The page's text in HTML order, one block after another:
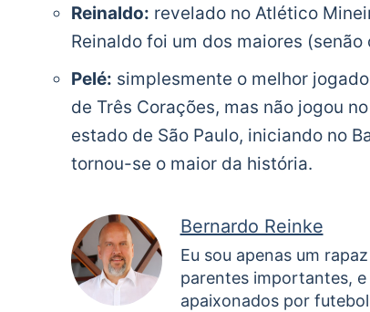
Reinaldo: revelado no Atlético
Reinaldo foi um dos maiores
Pelé: simplesmente o melhor
de Três Corações, mas não jogou
estado de São Paulo, iniciando no
tornou-se o maior da história.
Bernardo Reinke
Eu sou apenas um
parentes importantes,
apaixonados por